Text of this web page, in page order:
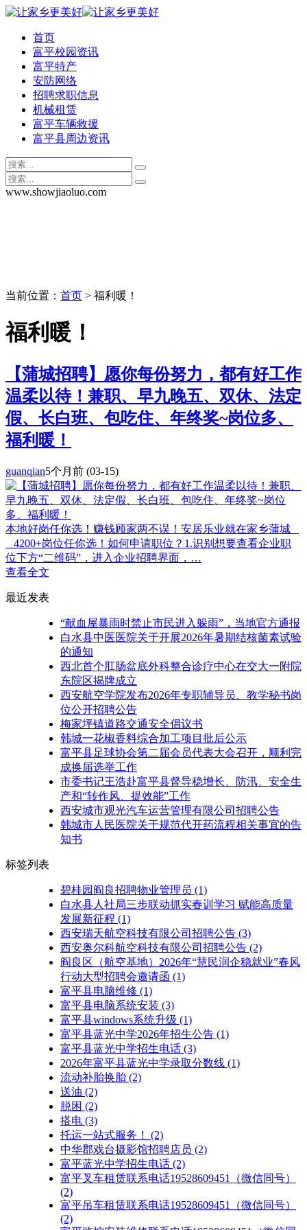
首页
富平校园资讯
富平特产
安防网络
招聘求职信息
机械租赁
富平车辆救援
富平县周边资讯
www.showjiaoluo.com
当前位置： 首页 > 福利暖！
福利暖！
【蒲城招聘】愿你每份努力，都有好工作
温柔以待！兼职、早九晚五、双休、法定
假、长白班、包吃住、年终奖~岗位多、
福利暖！
guanqian5个月前 (03-15)
本地好岗任你选！赚钱顾家两不误！安居乐业就在家乡蒲城
4200+岗位任你选！如何申请职位？1.识别想要查看企业职
位下方“二维码”，进入企业招聘界面，…
查看全文
最近发表
“献血屋暴雨时禁止市民进入躲雨”，当地官方通报
白水县中医医院关于开展2026年暑期结核菌素试验
的通知
西北首个肛肠盆底外科整合诊疗中心在交大一附院
东院区揭牌成立
西安航空学院发布2026年专职辅导员、教学秘书岗
位公开招聘公告
梅家坪镇道路交通安全倡议书
韩城一花椒香料综合加工项目批后公示
富平县足球协会第二届会员代表大会召开，顺利完
成换届选举工作
市委书记王浩赴富平县督导稳增长、防汛、安全生
产和“转作风、提效能”工作
西安城市观光汽车运营管理有限公司招聘公告
韩城市人民医院关于规范代开药流程相关事宜的告
知书
标签列表
碧桂园阎良招聘物业管理员 (1)
白水县人社局三步联动抓实春训学习 赋能高质量
发展新征程 (1)
西安瑞天航空科技有限公司招聘公告 (3)
西安奥尔科航空科技有限公司招聘公告 (2)
阎良区（航空基地）2026年“慧民润企稳就业”春风
行动大型招聘会邀请函 (1)
富平县电脑维修 (1)
富平县电脑系统安装 (3)
富平县windows系统升级 (1)
富平县蓝光中学2026年招生公告 (1)
富平县蓝光中学招生电话 (3)
2026年富平县蓝光中学录取分数线 (1)
流动补胎换胎 (2)
送油 (2)
脱困 (2)
搭电 (3)
托运一站式服务！
(2)
中华郡戏台摄影馆招聘店员 (2)
富平蓝光中学招生电话 (2)
富平叉车租赁联系电话19528609451（微信同号）
(2)
富平吊车租赁联系电话19528609451（微信同号）
(2)